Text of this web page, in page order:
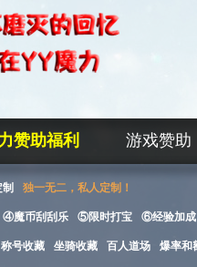
赞助福利 游戏赞助
独一无二，私人定制！
④魔币刮刮乐 ⑤限时打宝 ⑥经验加成
称号收藏 坐骑收藏 百人道场 爆率和